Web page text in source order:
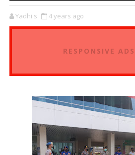
Yadhi.s 4 years ago
RESPONSIVE